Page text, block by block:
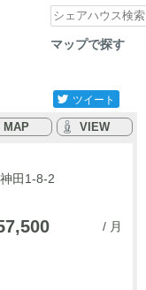
マップで探す
ツイート
MAP VIEW
田1-8-2
/ 月